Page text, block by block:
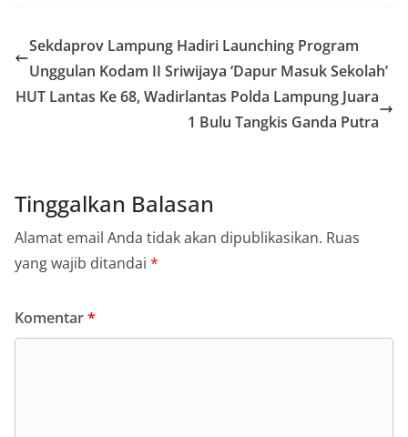
Sekdaprov Lampung Hadiri Launching Program
Unggulan Kodam II Sriwijaya ‘Dapur Masuk Sekolah’
HUT Lantas Ke 68, Wadirlantas Polda Lampung Juara
1 Bulu Tangkis Ganda Putra
Tinggalkan Balasan
Alamat email Anda tidak akan dipublikasikan. Ruas
yang wajib ditandai *
Komentar*